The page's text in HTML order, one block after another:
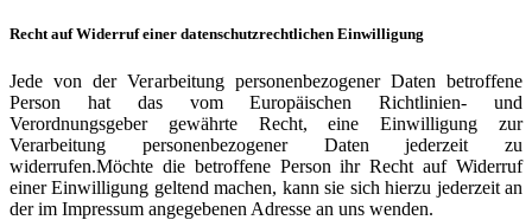
Recht auf Widerruf einer datenschutzrechtlichen Einwilligung
Jede von der Verarbeitung personenbezogener Daten betroffene
Person hat das vom Europäischen Richtlinien- und
Verordnungsgeber gewährte Recht, eine Einwilligung zur
Verarbeitung personenbezogener Daten jederzeit zu
widerrufen.Möchte die betroffene Person ihr Recht auf Widerruf
einer Einwilligung geltend machen, kann sie sich hierzu jederzeit an
der im Impressum angegebenen Adresse an uns wenden.